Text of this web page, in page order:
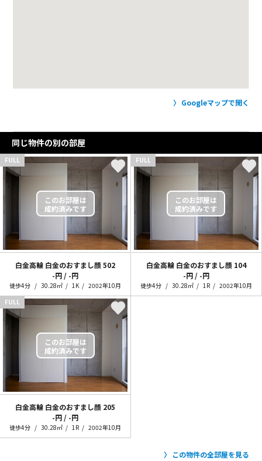
Googleマップで開く
同じ物件の別の部屋
FULL
白金高輪 白金のおすまし顔 502
-円 / -円
徒歩4分 30.28㎡ 1K 2002年10月
FULL
白金高輪 白金のおすまし顔 104
-円 / -円
徒歩4分 30.28㎡ 1R
2002年10月
FULL
白金高輪 白金のおすまし顔 205
-円 / -円
徒歩4分 30.28㎡ 1R 2002年10月
この物件の全部屋を見る